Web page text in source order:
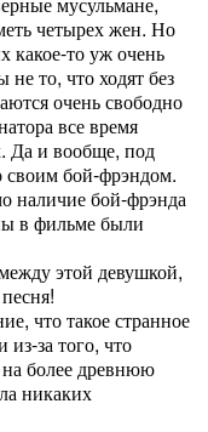
четырех жен. Но
какое-то уж очень
то, что ходят без
очень свободно
все время
Да и вообще, под
своим бой-фрэндом.
наличие бой-фрэнда
в фильме были
этой девушкой,
что такое странное
за того, что
на более древнюю
никаких